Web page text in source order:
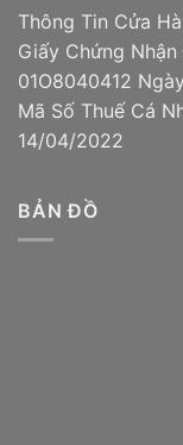
Thông Tin Cửa
Giấy Chứng
01O8040412
Mã Số Thuế Cá
14/04/2022
BẢN ĐỒ